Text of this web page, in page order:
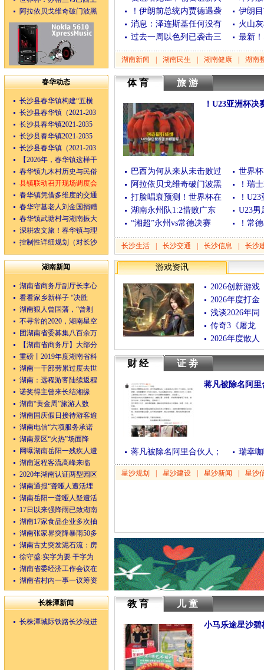
阿拉依贝戈维奇破门波黑
！伊朗前总统内贾德遇袭
消息：泽连斯基任何没有
过去一周以色列已袭击三
伊朗
火山
最新
湖南新闻 湖南民生 湖南健康 湖南
春华动态
长沙县春华镇构建“五横
长沙县春华镇（2021-203
长沙县春华镇2021-2035
长沙县春华镇2021-2035
长沙县春华镇（2021-203
【2026年，春华镇这样干
春华镇九木村历史与民俗
县镇联动召开现场调度会
春华镇凭借多维度的交通
春华守墓老人刘金国捐赠
春华镇武塘村与湖南振大
深耕农文旅！春华镇与理
控制性详细规划（对长沙
体育 旅游
！U23亚洲杯决
巴西为何从来从未击败过
阿拉依贝戈维奇破门波黑
打脸唱衰预测！世界杯在
湖南永州队1:2惜败广东
“湘超”永州vs常德决赛
世界
！瑞
！
U23男
！常
长沙生活 长沙交通 长沙信息 长沙
湖南新闻
湖南省商务厅副厅长李心
看看家乡新样子 “决胜
湖南狠人曾国藩，“曾剃
不寻常的2020，湖南星空
团湖南省委募集八百余万
【湖南省商务厅】大部分
重磅丨2019年度湖南省科
湖南一干部劳累过度去世
湖南：远程游客陆续返程
诺奖得主曾来长结湘缘
湖南“黄金周”旅游人数
湖南国庆假日接待游客逾
湖南电信“六项服务承诺
湖南景区“火热”场面降
网曝湖南岳阳一残疾人遭
湖南返程客流高峰来临
2020年湖南认证两型园区
湖南通报“聋哑人遭活埋
湖南岳阳一聋哑人疑遭活
17日以来强降雨已致湖南
湖南17家食品企业多次抽
湖南张家界突降暴雨50多
湖南古丈突发泥石流：房
徐守盛:实字为要 干字为
湖南省委经济工作会议在
湖南省村内一事一议筹资
游戏资讯
2026创新游戏
2026年度打金
浅谈2026年同
传奇3《屠龙
2026年度散人
财经 证劵
蒋凡被除名阿里
蒋凡被除名阿里合伙人； 瑞幸
星沙规划 星沙建设 星沙新闻 星沙
长株潭新闻
长株潭城际铁路长沙段进
教育 儿童
小马乐途星沙碧